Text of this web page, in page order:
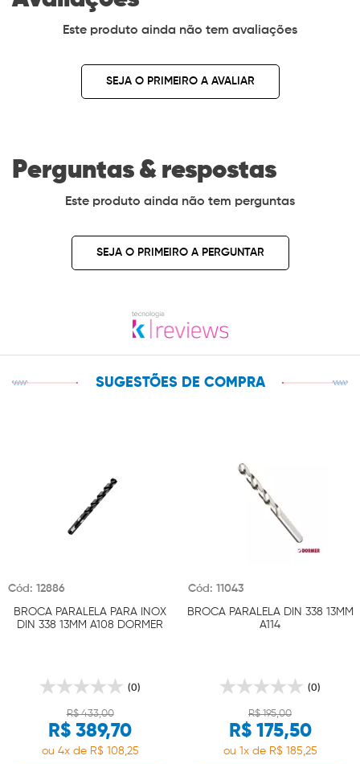
Este produto ainda não tem avaliações
SEJA O PRIMEIRO A AVALIAR
Perguntas & respostas
Este produto ainda não tem perguntas
SEJA O PRIMEIRO A PERGUNTAR
SUGESTÕES DE COMPRA
Cód: 12886
BROCA PARALELA PARA INOX
DIN 338 13MM A108 DORMER
(0)
R$ 433,00
R$ 389,70
ou 4x de R$ 108,25
Cód: 11043
BROCA PARALELA DIN 338 13MM
A114
(0)
R$ 195,00
R$ 175,50
ou 1x de R$ 185,25